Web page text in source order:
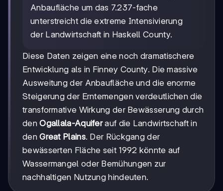
Anbaufläche um das 7.237-fache
unterstreicht die extreme Intensivierung
der Landwirtschaft in Haskell County.
Diese Daten zeigen eine noch dramatischere
Entwicklung als in Finney County. Die massive
Ausweitung der Anbaufläche und die enorme
Steigerung der Erntemengen verdeutlichen die
transformative Wirkung der Bewässerung durch
denOgallala-Aquiferauf die Landwirtschaft in
denGreat Plains. Der Rückgang der
bewässerten Fläche seit 1992 könnte auf
Wassermangel oder Bemühungen zur
nachhaltigen Nutzung hindeuten.